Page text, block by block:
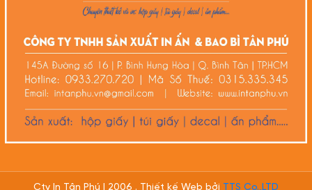
Cty In Tân Phú | 2006 . Thiết kế Web bởi TTS Co.,LTD